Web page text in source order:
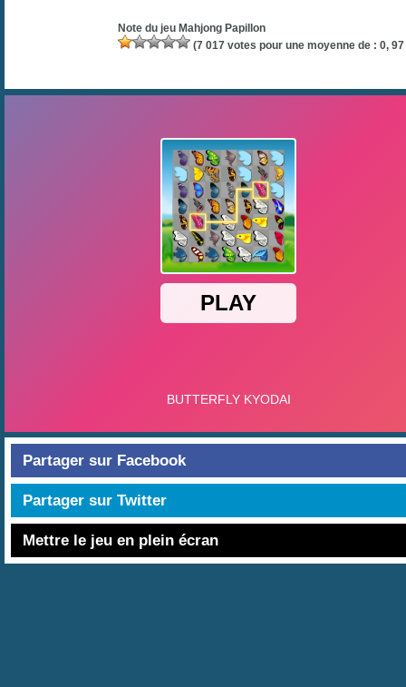
Note du jeu Mahjong Papillon
(7 017 votes pour une moyenne de : 0, 97
Partager sur Facebook
Partager sur Twitter
Mettre le jeu en plein écran